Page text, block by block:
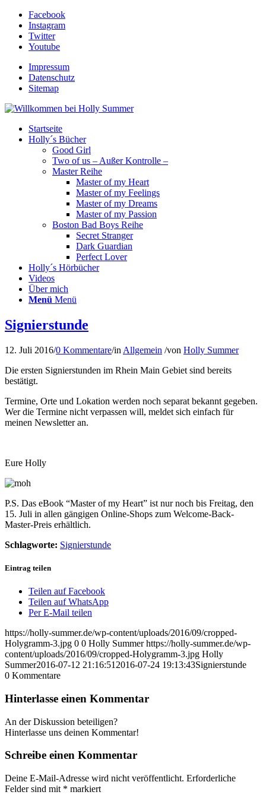
Facebook
Instagram
Twitter
Youtube
Impressum
Datenschutz
Sitemap
Startseite
Holly´s Bücher
Good Girl
Two of us – Außer Kontrolle –
Master Reihe
Master of my Heart
Master of my Feelings
Master of my Dreams
Master of my Passion
Boston Bad Boys Reihe
Secret Stranger
Dark Guardian
Perfect Lover
Holly´s Hörbücher
Videos
Über mich
Menü Menü
Signierstunde
12. Juli 2016/0 Kommentare/in Allgemein /von Holly Summer
Die ersten Signierstunden im Rhein Main Gebiet sind bereits
bestätigt.
Termine, Orte und Lokation werden noch separat bekannt gegeben.
Wer die Termine nicht verpassen will, meldet sich einfach für
meinen Newsletter an.
Eure Holly
P.S. Das eBook “Master of my Heart” ist nur noch bis Freitag, den
15. Juli in allen gängigen Online-Shops zum Welcome-Back-
Master-Preis erhältlich.
Schlagworte: Signierstunde
Eintrag teilen
Teilen auf Facebook
Teilen auf WhatsApp
Per E-Mail teilen
https://holly-summer.de/wp-content/uploads/2016/09/cropped-
Holygramm-3.jpg 0 0 Holly Summer https://holly-summer.de/wp-
content/uploads/2016/09/cropped-Holygramm-3.jpg Holly
Summer2016-07-12 21:16:51 2016-07-24 19:13:43Signierstunde
0 Kommentare
Hinterlasse einen Kommentar
An der Diskussion beteiligen?
Hinterlasse uns deinen Kommentar!
Schreibe einen Kommentar
Deine E-Mail-Adresse wird nicht veröffentlicht. Erforderliche
Felder sind mit * markiert